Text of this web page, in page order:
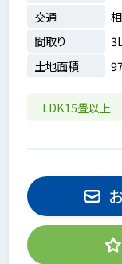
交通
間取り
土地面積
LDK15畳以上